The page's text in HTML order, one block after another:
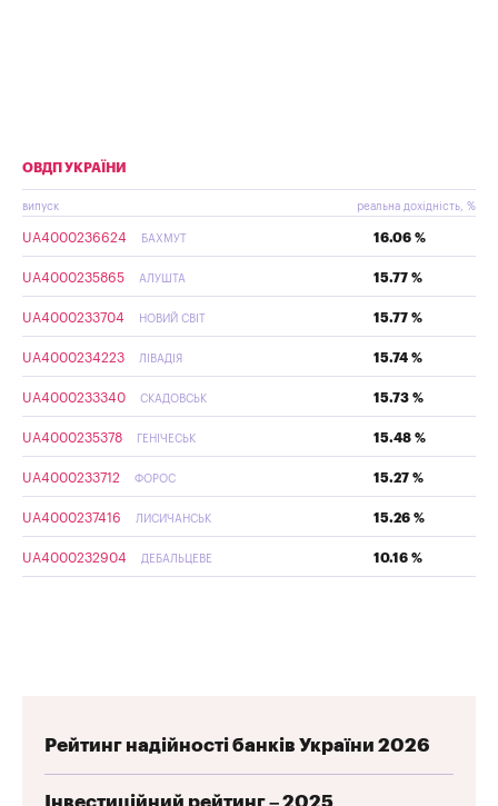
ОВДП УКРАЇНИ
випуск реальна дохідність, %
UA4000236624 БАХМУТ 16.06 %
UA4000235865 АЛУШТА 15.77 %
UA4000233704 НОВИЙ СВІТ 15.77 %
UA4000234223 ЛІВАДІЯ 15.74 %
UA4000233340 СКАДОВСЬК 15.73 %
UA4000235378 ГЕНІЧЕСЬК 15.48 %
UA4000233712 ФОРОС 15.27 %
UA4000237416 ЛИСИЧАНСЬК 15.26 %
UA4000232904 ДЕБАЛЬЦЕВЕ 10.16 %
Рейтинг надійності банків України 2026
Інвестиційний рейтинг – 2025